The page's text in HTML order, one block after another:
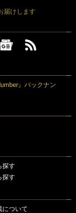
届けします
』バックナン
探す
探す
について